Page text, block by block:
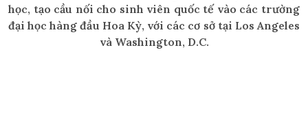
học, tạo cầu nối cho sinh viên quốc tế vào các trường
đại học hàng đầu Hoa Kỳ, với các cơ sở tại Los Angeles
và Washington, D.C.